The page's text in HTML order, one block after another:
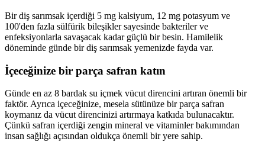
Bir diş sarımsak içerdiği 5 mg kalsiyum, 12 mg potasyum ve
100'den fazla sülfürik bileşikler sayesinde bakteriler ve
enfeksiyonlarla savaşacak kadar güçlü bir besin. Hamilelik
döneminde günde bir diş sarımsak yemenizde fayda var.
İçeceğinize bir parça safran katın
Günde en az 8 bardak su içmek vücut direncini artıran önemli bir
faktör. Ayrıca içeceğinize, mesela sütünüze bir parça safran
koymanız da vücut direncinizi artırmaya katkıda bulunacaktır.
Çünkü safran içerdiği zengin mineral ve vitaminler bakımından
insan sağlığı açısından oldukça önemli bir yere sahip.